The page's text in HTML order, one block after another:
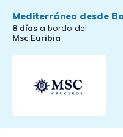
Mediterráneo desde
8 días a bordo del
Msc Euribia